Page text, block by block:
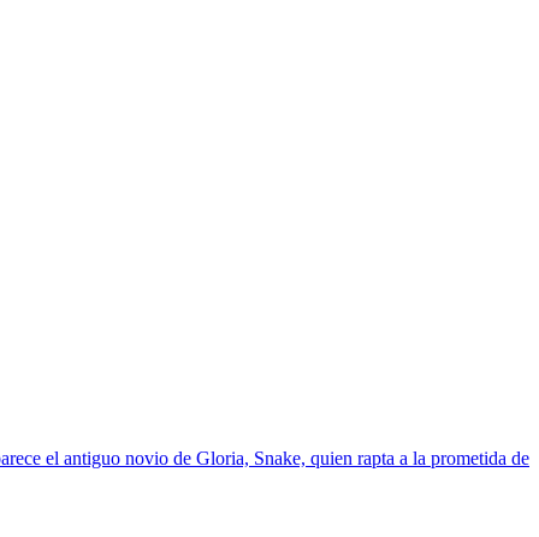
el antiguo novio de Gloria, Snake, quien rapta a la prometida de